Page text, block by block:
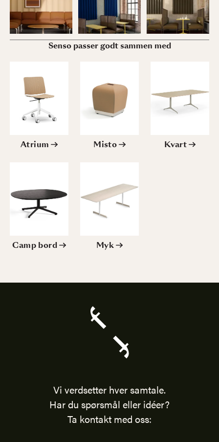
Senso passer godt sammen med
Atrium Misto Kvart
Camp bord Myk
Vi verdsetter hver samtale.
Har du spørsmål eller idéer?
Ta kontakt med oss: